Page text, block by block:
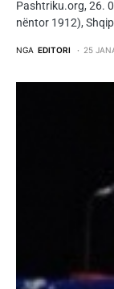
Pashtriku.org, 26.
nëntor 1912),
NGA EDITORI 25